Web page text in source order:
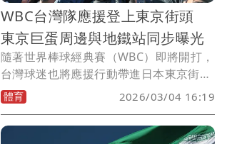
WBC台灣隊應援登上東京街頭
東京巨蛋周邊與地鐵站同步曝光
隨著世界棒球經典賽（WBC）即將開打，
台灣球迷也將應援行動帶進日本東京街
頭。從東京巨蛋周邊大型螢幕，到JR多個
站點，Team Taiwan應援影片與廣告陸續
上線，形成一條橫跨東京市區的「應援打
體育 2026/03/04 16:19